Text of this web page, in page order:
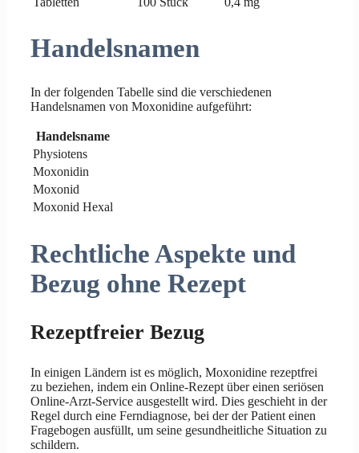
Handelsnamen
In der folgenden Tabelle sind die verschiedenen
Handelsnamen von Moxonidine aufgeführt:
Handelsname
Physiotens
Moxonidin
Moxonid
Moxonid Hexal
Rechtliche Aspekte und
Bezug ohne Rezept
Rezeptfreier Bezug
In einigen Ländern ist es möglich, Moxonidine rezeptfrei
zu beziehen, indem ein Online-Rezept über einen seriösen
Online-Arzt-Service ausgestellt wird. Dies geschieht in der
Regel durch eine Ferndiagnose, bei der der Patient einen
Fragebogen ausfüllt, um seine gesundheitliche Situation zu
schildern.